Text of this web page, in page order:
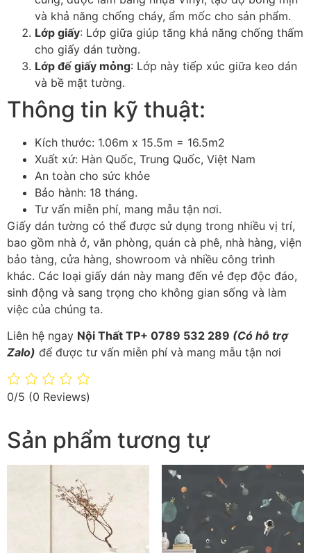
và khả năng chống cháy, ẩm mốc cho sản phẩm.
Lớp giấy: Lớp giữa giúp tăng khả năng chống thấm
cho giấy dán tường.
Lớp đế giấy mỏng: Lớp này tiếp xúc giữa keo dán
và bề mặt tường.
Thông tin kỹ thuật:
Kích thước: 1.06m x 15.5m = 16.5m2
Xuất xứ: Hàn Quốc, Trung Quốc, Việt Nam
An toàn cho sức khỏe
Bảo hành: 18 tháng.
Tư vấn miễn phí, mang mẫu tận nơi.
Giấy dán tường có thể được sử dụng trong nhiều vị trí,
bao gồm nhà ở, văn phòng, quán cà phê, nhà hàng, viện
bảo tàng, cửa hàng, showroom và nhiều công trình
khác. Các loại giấy dán này mang đến vẻ đẹp độc đáo,
sinh động và sang trọng cho không gian sống và làm
việc của chúng ta.
Liên hệ ngay Nội Thất TP+ 0789 532 289 (Có hỗ trợ
Zalo) để được tư vấn miễn phí và mang mẫu tận nơi
0/5 (0 Reviews)
Sản phẩm tương tự